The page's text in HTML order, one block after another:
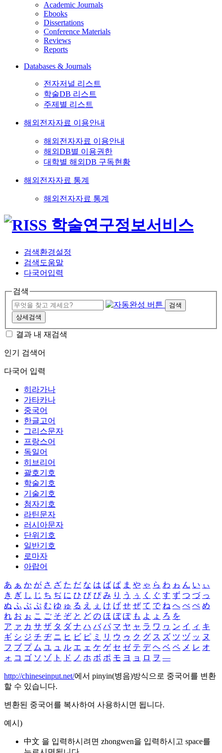
Academic Journals
Ebooks
Dissertations
Conference Materials
Reviews
Reports
Databases & Journals
전자저널 리스트
학술DB 리스트
주제별 리스트
해외전자자료 이용안내
해외전자자료 이용안내
해외DB별 이용권한
대학별 해외DB 구독현황
해외전자자료 통계
해외전자자료 통계
검색환경설정
검색도움말
다국어입력
검색
검색
상세검색
결과 내 재검색
인기 검색어
다국어 입력
히라가나
가타카나
중국어
한글고어
그리스문자
프랑스어
독일어
히브리어
괄호기호
학술기호
기술기호
첨자기호
라틴문자
러시아문자
단위기호
일반기호
로마자
아랍어
あ ぁ か が さ ざ た だ な は ば ぱ ま や ゃ ら わ ゎ ん い ぃ
き ぎ し じ ち ぢ に ひ び ぴ み り う ぅ く ぐ す ず つ づ っ
ぬ ふ ぶ ぷ む ゆ ゅ る え ぇ け げ せ ぜ て で ね へ べ ぺ め
れ お ぉ こ ご そ ぞ と ど の ほ ぼ ぽ も よ ょ ろ を
ア ァ カ サ ザ タ ダ ナ ハ バ パ マ ヤ ャ ラ ワ ヮ ン イ ィ キ
ギ シ ジ チ ヂ ニ ヒ ビ ピ ミ リ ウ ゥ ク グ ス ズ ツ ヅ ッ ヌ
フ ブ プ ム ユ ュ ル エ ェ ケ ゲ セ ゼ テ デ ヘ ベ ペ メ レ オ
ォ コ ゴ ソ ゾ ト ド ノ ホ ボ ポ モ ヨ ョ ロ ヲ ―
http://chineseinput.net/에서 pinyin(병음)방식으로 중국어를 변환
할 수 있습니다.
변환된 중국어를 복사하여 사용하시면 됩니다.
예시)
中文 을 입력하시려면 zhongwen을 입력하시고 space를